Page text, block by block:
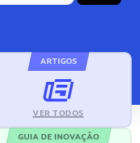
ARTIGOS
VER TODOS
GUIA DE INOVAÇÃO